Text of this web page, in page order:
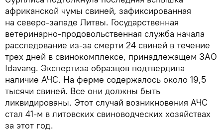
африканской чумы свиней, зафиксированная
на северо-западе Литвы. Государственная
ветеринарно-продовольственная служба начала
расследование из-за смерти 24 свиней в течение
трех дней в свинокомплексе, принадлежащем ЗАО
Idavang. Экспертиза образцов подтвердила
наличие АЧС. На ферме содержалось около 19,5
тысячи свиней. Все они должны быть
ликвидированы. Этот случай возникновения АЧС
стал 41-м в литовских свиноводческих хозяйствах
за этот год.